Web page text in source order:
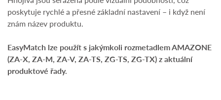
poskytuje rychlé a přesné základní nastavení – i když není
znám název produktu.
EasyMatch lze použít s jakýmkoli rozmetadlem AMAZONE
(ZA-X, ZA-M, ZA-V, ZA-TS, ZG-TS, ZG-TX) z aktuální
produktové řady.